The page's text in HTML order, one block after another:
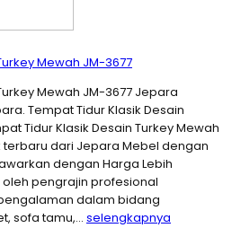
Mewah JM-3677
Mewah JM-3677 Jepara
Tempat Tidur Klasik Desain
Tidur Klasik Desain Turkey Mewah
terbaru dari Jepara Mebel dengan
dengan Harga Lebih
oleh pengrajin profesional
dalam bidang
sofa tamu,… selengkapnya